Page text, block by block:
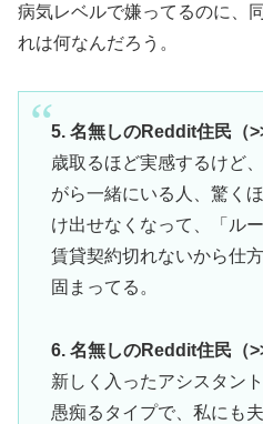
病気レベルで嫌ってるのに、
れは何なんだろう。
5. 名無しのReddit住民（
歳取るほど実感するけど
がら一緒にいる人、驚く
け出せなくなって、「ル
賃貸契約切れないから仕
固まってる。
6. 名無しのReddit住民（
新しく入ったアシスタン
愚痴るタイプで、私にも